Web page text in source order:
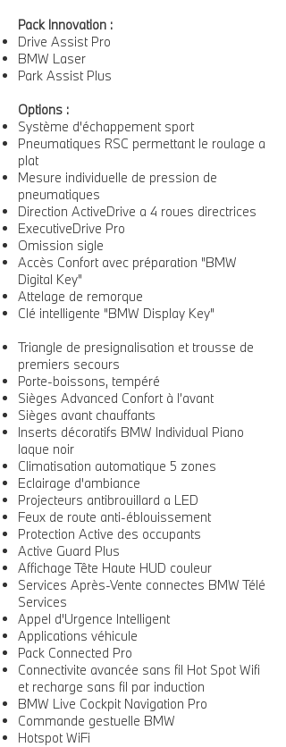
Pack Innovation :
Drive Assist Pro
BMW Laser
Park Assist Plus
Options :
Système d'échappement sport
Pneumatiques RSC permettant le roulage a
plat
Mesure individuelle de pression de
pneumatiques
Direction ActiveDrive a 4 roues directrices
ExecutiveDrive Pro
Omission sigle
Accès Confort avec préparation "BMW
Digital Key"
Attelage de remorque
Clé intelligente "BMW Display Key"
Triangle de presignalisation et trousse de
premiers secours
Porte-boissons, tempéré
Sièges Advanced Confort à l’avant
Sièges avant chauffants
Inserts décoratifs BMW Individual Piano
laque noir
Climatisation automatique 5 zones
Eclairage d'ambiance
Projecteurs antibrouillard a LED
Feux de route anti-éblouissement
Protection Active des occupants
Active Guard Plus
Affichage Tête Haute HUD couleur
Services Après-Vente connectes BMW Télé
Services
Appel d'Urgence Intelligent
Applications véhicule
Pack Connected Pro
Connectivite avancée sans fil Hot Spot Wifi
et recharge sans fil par induction
BMW Live Cockpit Navigation Pro
Commande gestuelle BMW
Hotspot WiFi